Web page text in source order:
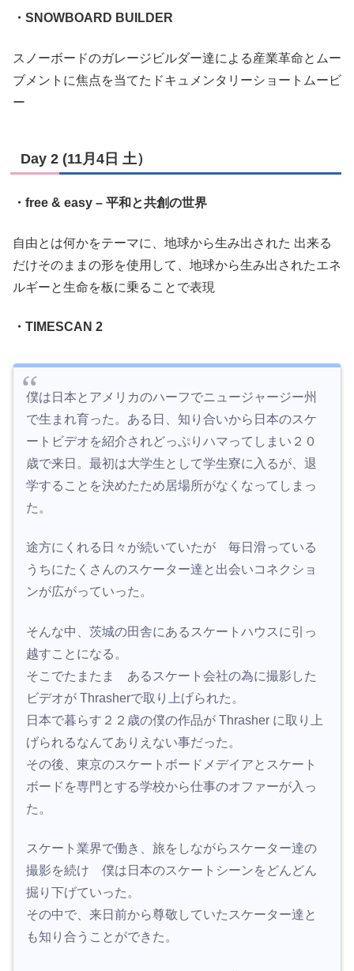
・SNOWBOARD BUILDER
スノーボードのガレージビルダー達による産業革命とムー
ブメントに焦点を当てたドキュメンタリーショートムービ
ー
Day 2 (11月4日 土）
・free & easy – 平和と共創の世界
自由とは何かをテーマに、地球から生み出された 出来る
だけそのままの形を使用して、地球から生み出されたエネ
ルギーと生命を板に乗ることで表現
・TIMESCAN 2
僕は日本とアメリカのハーフでニュージャージー州
で生まれ育った。ある日、知り合いから日本のスケ
ートビデオを紹介されどっぷりハマってしまい２０
歳で来日。最初は大学生として学生寮に入るが、退
学することを決めたため居場所がなくなってしまっ
た。
途方にくれる日々が続いていたが 毎日滑っている
うちにたくさんのスケーター達と出会いコネクショ
ンが広がっていった。
そんな中、茨城の田舎にあるスケートハウスに引っ
越すことになる。
そこでたまたま あるスケート会社の為に撮影した
ビデオが Thrasherで取り上げられた。
日本で暮らす２２歳の僕の作品が Thrasher に取り上
げられるなんてありえない事だった。
その後、東京のスケートボードメデイアとスケート
ボードを専門とする学校から仕事のオファーが入っ
た。
スケート業界で働き、旅をしながらスケーター達の
撮影を続け 僕は日本のスケートシーンをどんどん
掘り下げていった。
その中で、来日前から尊敬していたスケーター達と
も知り合うことができた。